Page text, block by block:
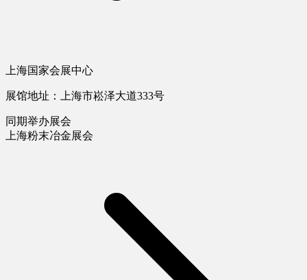
上海国家会展中心
展馆地址：上海市崧泽大道333号
同期举办展会
上海粉末冶金展会